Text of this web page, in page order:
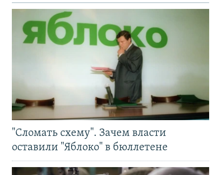
"Сломать схему". Зачем власти
оставили "Яблоко" в бюллетене